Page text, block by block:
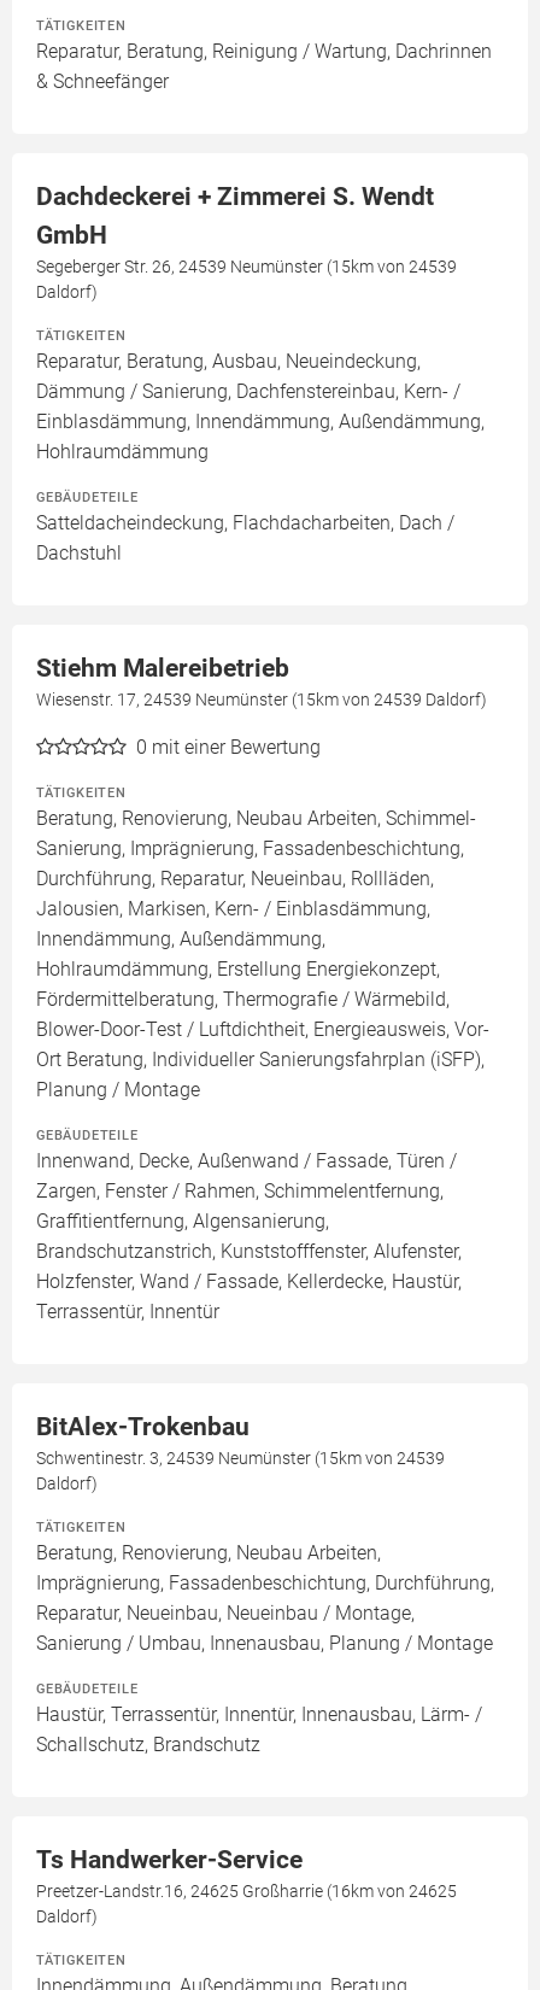
TÄTIGKEITEN
Reparatur, Beratung, Reinigung / Wartung, Dachrinnen
& Schneefänger
Dachdeckerei + Zimmerei S. Wendt
GmbH
Segeberger Str. 26, 24539 Neumünster (15km von 24539
Daldorf)
TÄTIGKEITEN
Reparatur, Beratung, Ausbau, Neueindeckung,
Dämmung / Sanierung, Dachfenstereinbau, Kern- /
Einblasdämmung, Innendämmung, Außendämmung,
Hohlraumdämmung
GEBÄUDETEILE
Satteldacheindeckung, Flachdacharbeiten, Dach /
Dachstuhl
Stiehm Malereibetrieb
Wiesenstr. 17, 24539 Neumünster (15km von 24539 Daldorf)
0 mit einer Bewertung
TÄTIGKEITEN
Beratung, Renovierung, Neubau Arbeiten, Schimmel-
Sanierung, Imprägnierung, Fassadenbeschichtung,
Durchführung, Reparatur, Neueinbau, Rollläden,
Jalousien, Markisen, Kern- / Einblasdämmung,
Innendämmung, Außendämmung,
Hohlraumdämmung, Erstellung Energiekonzept,
Fördermittelberatung, Thermografie / Wärmebild,
Blower-Door-Test / Luftdichtheit, Energieausweis, Vor-
Ort Beratung, Individueller Sanierungsfahrplan (iSFP),
Planung / Montage
GEBÄUDETEILE
Innenwand, Decke, Außenwand / Fassade, Türen /
Zargen, Fenster / Rahmen, Schimmelentfernung,
Graffitientfernung, Algensanierung,
Brandschutzanstrich, Kunststofffenster, Alufenster,
Holzfenster, Wand / Fassade, Kellerdecke, Haustür,
Terrassentür, Innentür
BitAlex-Trokenbau
Schwentinestr. 3, 24539 Neumünster (15km von 24539
Daldorf)
TÄTIGKEITEN
Beratung, Renovierung, Neubau Arbeiten,
Imprägnierung, Fassadenbeschichtung, Durchführung,
Reparatur, Neueinbau, Neueinbau / Montage,
Sanierung / Umbau, Innenausbau, Planung / Montage
GEBÄUDETEILE
Haustür, Terrassentür, Innentür, Innenausbau, Lärm- /
Schallschutz, Brandschutz
Ts Handwerker-Service
Preetzer-Landstr.16, 24625 Großharrie (16km von 24625
Daldorf)
TÄTIGKEITEN